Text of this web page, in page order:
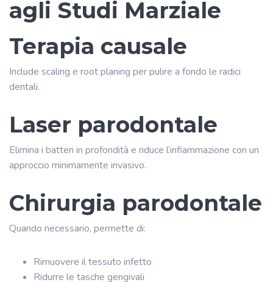
agli Studi Marziale
Terapia causale
Include scaling e root planing per pulire a fondo le radici
dentali.
Laser parodontale
Elimina i batteri in profondità e riduce l’infiammazione con un
approccio minimamente invasivo.
Chirurgia parodontale
Quando necessario, permette di:
Rimuovere il tessuto infetto
Ridurre le tasche gengivali